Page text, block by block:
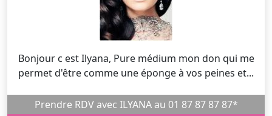
Bonjour c est Ilyana, Pure médium mon don qui me
permet d'être comme une éponge à vos peines et...
Prendre RDV avec ILYANA au 01 87 87 87 87*